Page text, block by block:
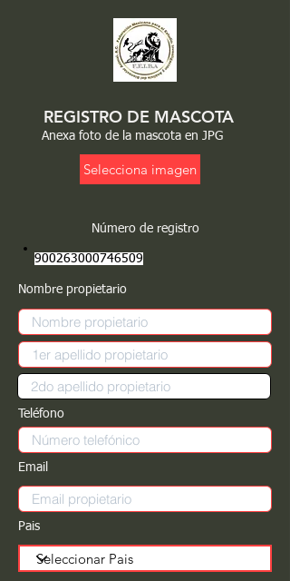
REGISTRO DE MASCOTA
Anexa foto de la mascota en JPG
Selecciona imagen
Número de registro
900263000746509
Nombre propietario
Teléfono
Email
Pais